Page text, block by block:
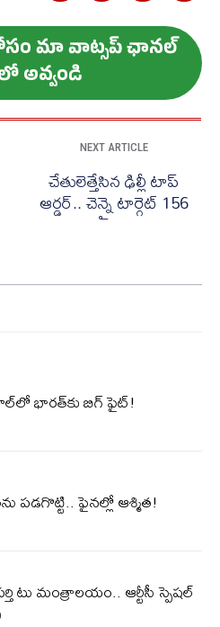
మా వాట్స‌ప్ ఛాన‌ల్
అవ్వండి
NEXT ARTICLE
చేతులెత్తేసిన ఢిల్లీ టాప్
ఆర్డర్.. చెన్నై టార్గెట్ 156
భారత్‌కు బిగ్ ఫైట్!
పడగొట్టి.. ఫైనల్లో ఆశ్మిత!
టు మంత్రాలయం.. ఆర్టీసీ స్పెషల్